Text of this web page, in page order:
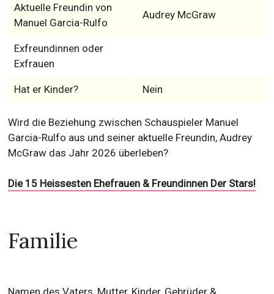
Aktuelle Freundin von
Manuel Garcia-Rulfo
Audrey McGraw
Exfreundinnen oder
Exfrauen
Hat er Kinder? Nein
Wird die Beziehung zwischen Schauspieler Manuel
Garcia-Rulfo aus und seiner aktuelle Freundin, Audrey
McGraw das Jahr 2026 überleben?
Die 15 Heissesten Ehefrauen & Freundinnen Der Stars!
Familie
Namen des Vaters, Mutter, Kinder, Gebrüder &